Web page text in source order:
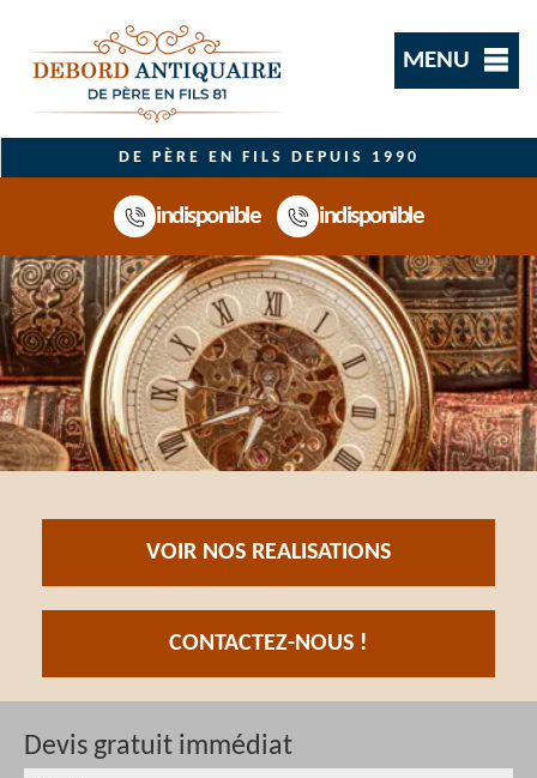
MENU
DE PÈRE EN FILS DEPUIS 1990
indisponible indisponible
VOIR NOS REALISATIONS
CONTACTEZ-NOUS !
Devis gratuit immédiat